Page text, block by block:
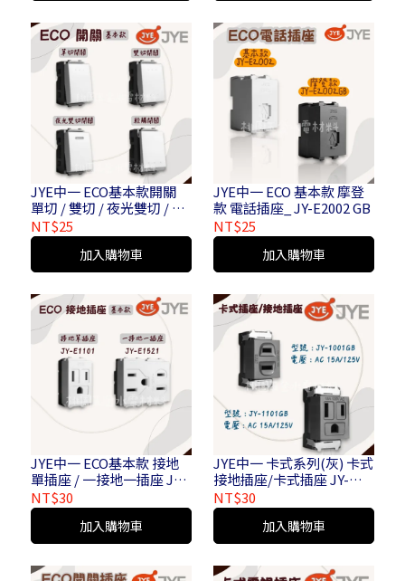
JYE中一 ECO基本款開關
單切 / 雙切 / 夜光雙切 / 輕
觸開關 JY-E5001 JY-E5002
JY-E5152S JY-E5152
NT$25
加入購物車
JYE中一 ECO 基本款 摩登
款 電話插座_ JY-E2002 GB
NT$25
加入購物車
JYE中一 ECO基本款 接地
單插座 / 一接地一插座 JY-
E1101 JY-E1521
NT$30
加入購物車
JYE中一 卡式系列(灰) 卡式
接地插座/卡式插座 JY-
1101GB / JY-1001GB
NT$30
加入購物車